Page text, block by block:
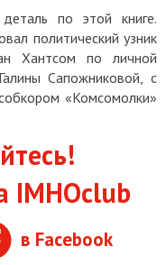
по этой книге.
политический узник
Хантсом по личной
Сапожниковой, с
«Комсомолки»
IMHOclub
в Facebook